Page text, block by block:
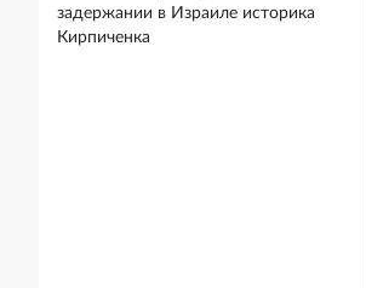
задержании в Израиле историка
Кирпиченка